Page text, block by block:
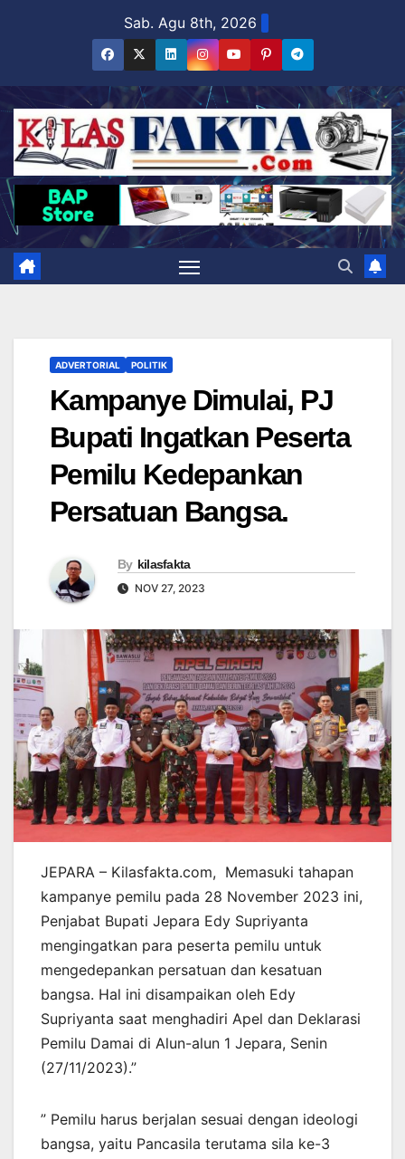
Sab. Agu 8th, 2026
ADVERTORIAL POLITIK
Kampanye Dimulai, PJ
Bupati Ingatkan Peserta
Pemilu Kedepankan
Persatuan Bangsa.
By kilasfakta
NOV 27, 2023
JEPARA – Kilasfakta.com, Memasuki tahapan
kampanye pemilu pada 28 November 2023 ini,
Penjabat Bupati Jepara Edy Supriyanta
mengingatkan para peserta pemilu untuk
mengedepankan persatuan dan kesatuan
bangsa. Hal ini disampaikan oleh Edy
Supriyanta saat menghadiri Apel dan Deklarasi
Pemilu Damai di Alun-alun 1 Jepara, Senin
(27/11/2023).”
” Pemilu harus berjalan sesuai dengan ideologi
bangsa, yaitu Pancasila terutama sila ke-3